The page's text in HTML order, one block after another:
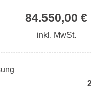
84.550,00 €
inkl. MwSt.